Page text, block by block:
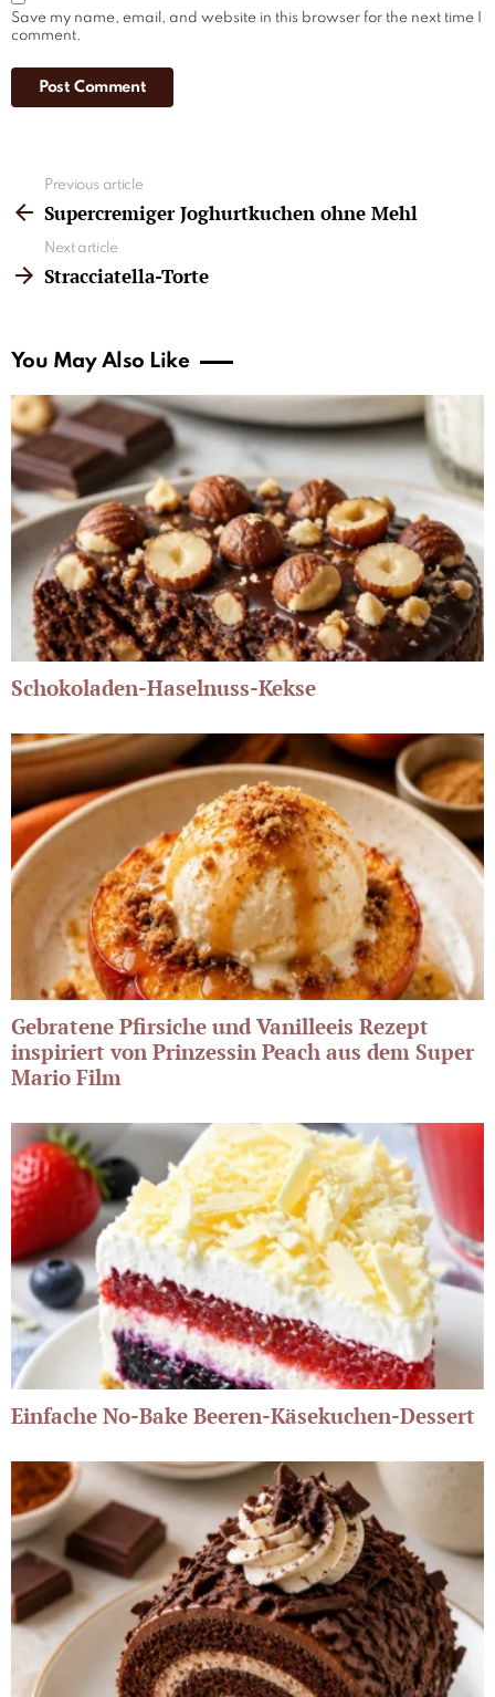
Save my name, email, and website in this browser for the next time I
comment.
more
Previous article
Supercremiger Joghurtkuchen ohne Mehl
Next article
Stracciatella-Torte
You May Also Like
Schokoladen-Haselnuss-Kekse
Gebratene Pfirsiche und Vanilleeis Rezept
inspiriert von Prinzessin Peach aus dem Super
Mario Film
Einfache No-Bake Beeren-Käsekuchen-Dessert